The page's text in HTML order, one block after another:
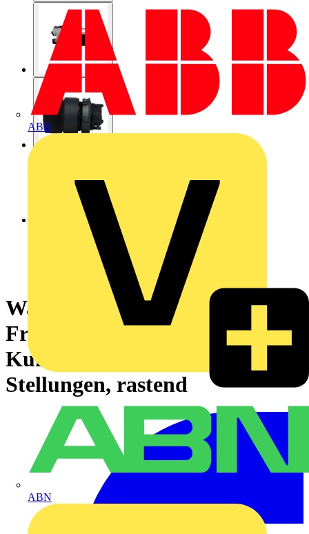
ABB
ABN
Wahlschalter, Knebelschalter,
Frontelement, Harmony XB5,
Kunststoff, 22mm, schwarz, 2
Stellungen, rastend